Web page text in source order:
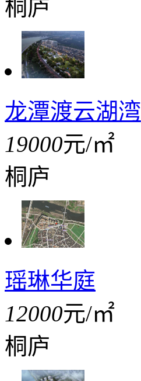
桐庐
龙潭渡云湖湾
19000元/㎡
桐庐
瑶琳华庭
12000元/㎡
桐庐